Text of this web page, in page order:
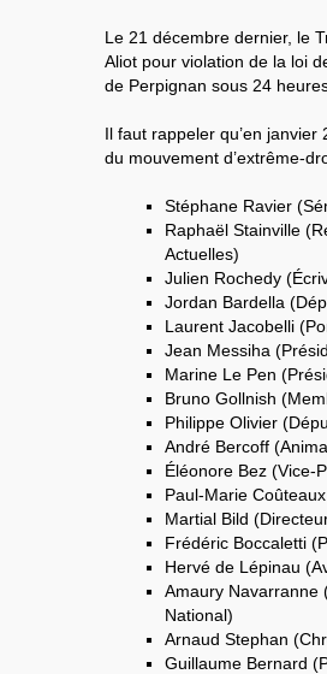
Le 21 décembre dernier, le
Aliot pour violation de la loi
de Perpignan sous 24
Il faut rappeler qu’en
du mouvement d’extrême-
Stéphane Ravier
Raphaël Stainville
Actuelles)
Julien Rochedy
Jordan Bardella
Laurent Jacobelli
Jean Messiha
Marine Le Pen
Bruno Gollnish
Philippe Olivier
André Bercoff
Éléonore Bez (Vice-
Paul-Marie
Martial Bild
Frédéric Boccaletti
Hervé de Lépinau
Amaury Navarranne
National)
Arnaud Stephan
Guillaume Bernard